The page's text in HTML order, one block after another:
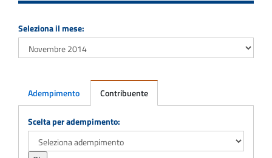
Seleziona il mese:
Adempimento Contribuente
Adempimento
Scelta per adempimento: